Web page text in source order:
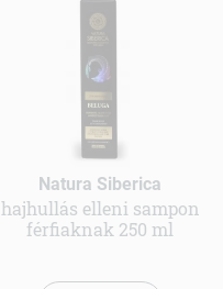
Natura Siberica
hajhullás elleni sampon
férfiaknak 250 ml